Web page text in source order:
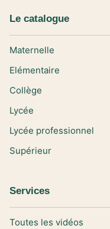
Le catalogue
Maternelle
Elémentaire
Collège
Lycée
Lycée professionnel
Supérieur
Services
Toutes les vidéos